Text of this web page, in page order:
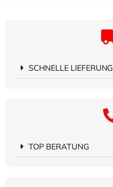
SCHNELLE LIEFERUNG
TOP BERATUNG